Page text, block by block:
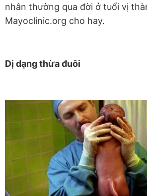
nhân thường qua đời ở tuổi vị
Mayoclinic.org cho hay.
Dị dạng thừa đuôi